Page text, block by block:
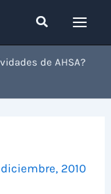
Buscar
de AHSA?
2010